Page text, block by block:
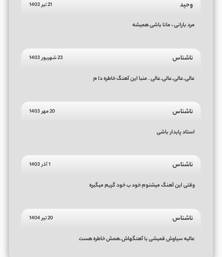
وحید 21 تیر 1403
مرد بارانی ، مانا باشی همیشه
ناشناس 23 شهریور 1403
عالی.عالی.عالی.عالی . منبا این آهنگ خاطره دا م
ناشناس 20 مهر 1403
استاد پایدار باشی
ناشناس 1 آذر 1403
وقتی این آهنگ میشنوم خود ب خود گریم میگیره
ناشناس 20 تیر 1404
عالیه سیاوش قمیشی با آهنگهاش.همش خاطره هست